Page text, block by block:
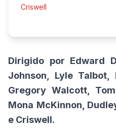
Criswell
Dirigido por Edward
Johnson, Lyle Talbot,
Gregory Walcott,
Mona McKinnon,
e Criswell.